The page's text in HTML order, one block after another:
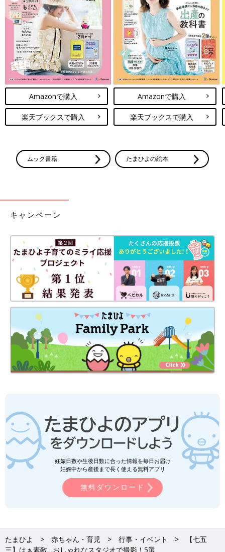
Amazonで購入
楽天ブックスで購入
Amazonで購入
楽天ブックスで購入
ムック書籍 たまひよの絵本
キャンペーン
妊娠日数や生後日数に合った情報を毎日お届け
妊娠中から産後まで長く使える無料アプリ
無料ダウンロード
たまひよ 赤ちゃん・育児 行事・イベント
【七五
三】はぁ素敵…おしゃれなスタジオで撮影！5選